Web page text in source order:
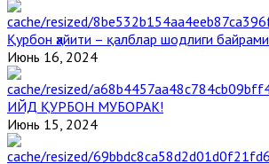
Қурбон ҳайити – қалблар шодлиги байрами
Июнь 16, 2024
ИЙД ҚУРБОН МУБОРАК!
Июнь 15, 2024